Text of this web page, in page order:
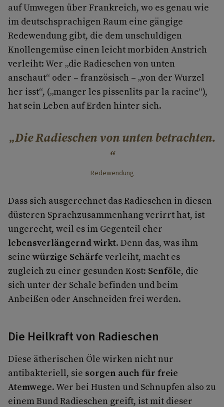
auf Umwegen über Frankreich, wo es genau wie
im deutschsprachigen Raum eine gängige
Redewendung gibt, die dem unschuldigen
Knollengemüse einen leicht morbiden Anstrich
verleiht: Wer „die Radieschen von unten
anschaut“ oder – französisch – „von der Wurzel
her isst“, („manger les pissenlits par la racine“),
hat sein Leben auf Erden hinter sich.
Die Radieschen von unten betrachten.
Redewendung
Dass sich ausgerechnet das Radieschen in diesen
düsteren Sprachzusammenhang verirrt hat, ist
ungerecht, weil es im Gegenteil eher
lebensverlängernd wirkt. Denn das, was ihm
seine würzige Schärfe verleiht, macht es
zugleich zu einer gesunden Kost: Senföle, die
sich unter der Schale befinden und beim
Anbeißen oder Anschneiden frei werden.
Die Heilkraft von Radieschen
Diese ätherischen Öle wirken nicht nur
antibakteriell, sie sorgen auch für freie
Atemwege. Wer bei Husten und Schnupfen also zu
einem Bund Radieschen greift, ist mit dieser